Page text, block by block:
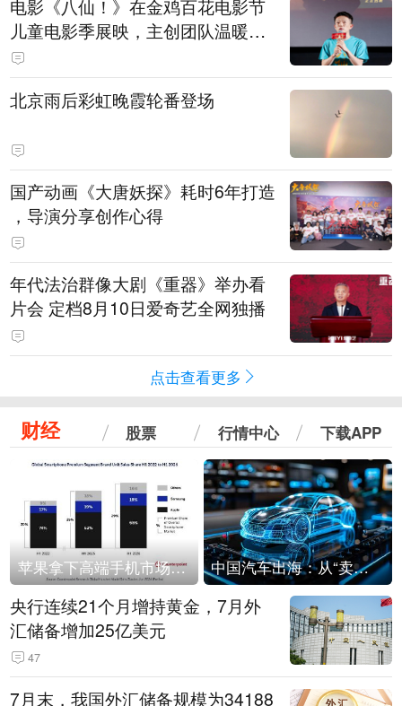
电影《八仙！》在金鸡百花电影节
儿童电影季展映，主创团队温暖寄
语小观众
北京雨后彩虹晚霞轮番登场
国产动画《大唐妖探》耗时6年打造
，导演分享创作心得
年代法治群像大剧《重器》举办看
片会 定档8月10日爱奇艺全网独播
点击查看更多
财经 股票 行情中心 下载APP
苹果拿下高端手机市场65%的份额：iPhone 17系列功不可没 中国汽车出海：从“卖出去”到“走进去”
央行连续21个月增持黄金，7月外
汇储备增加25亿美元
47
7月末，我国外汇储备规模为34188